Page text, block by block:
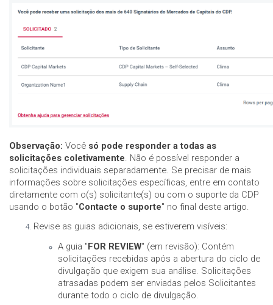
Observação: Você só pode responder a todas as
solicitações coletivamente. Não é possível responder a
solicitações individuais separadamente. Se precisar de mais
informações sobre solicitações específicas, entre em contato
diretamente com o(s) solicitante(s) ou com o suporte da CDP
usando o botão "Contacte o suporte" no final deste artigo.
Revise as guias adicionais, se estiverem visíveis:
A guia "FOR REVIEW" (em revisão): Contém
solicitações recebidas após a abertura do ciclo de
divulgação que exigem sua análise. Solicitações
atrasadas podem ser enviadas pelos Solicitantes
durante todo o ciclo de divulgação.